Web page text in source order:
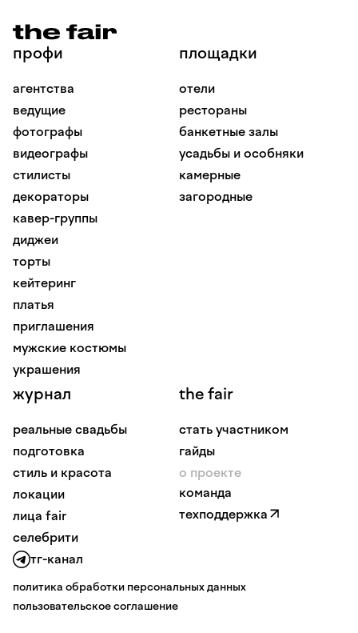
профи
агентства
ведущие
фотографы
видеографы
стилисты
декораторы
кавер-группы
диджеи
торты
кейтеринг
платья
приглашения
мужские костюмы
украшения
площадки
отели
рестораны
банкетные залы
усадьбы и особняки
камерные
загородные
журнал
реальные свадьбы
подготовка
стиль и красота
локации
лица fair
селебрити
the fair
стать участником
гайды
о проекте
команда
техподдержка
тг-канал
политика обработки персональных данных
пользовательское соглашение